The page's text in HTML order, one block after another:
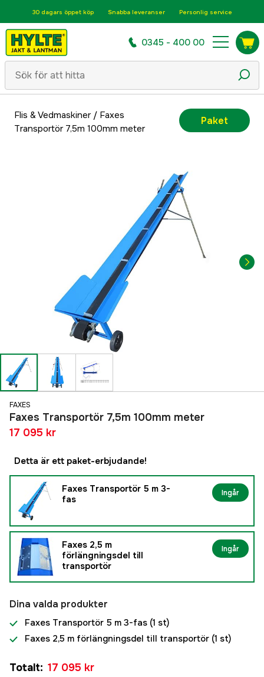
30 dagars öppet köp Snabba leveranser Personlig service
0345 - 400 00
Flis & Vedmaskiner/ Faxes
Transportör 7,5m 100mm meter
Paket
FAXES
Faxes Transportör 7,5m 100mm meter
17 095 kr
Detta är ett paket-erbjudande!
Faxes Transportör 5 m 3-
fas
Ingår
Faxes 2,5 m
förlängningsdel till
transportör
Ingår
Dina valda produkter
Faxes Transportör 5 m 3-fas (1 st)
Faxes 2,5 m förlängningsdel till transportör (1 st)
Totalt: 17 095 kr